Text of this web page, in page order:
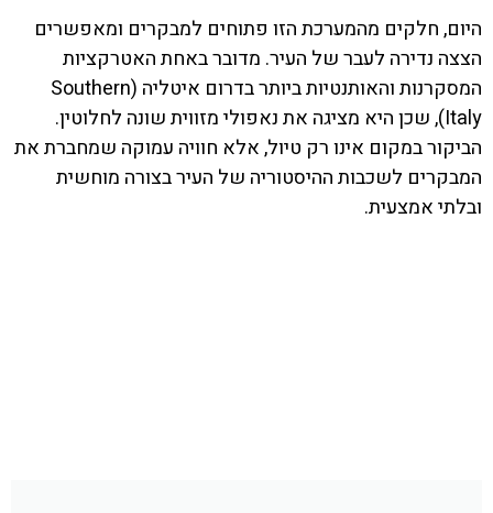
היום, חלקים מהמערכת הזו פתוחים למבקרים ומאפשרים
הצצה נדירה לעבר של העיר. מדובר באחת האטרקציות
המסקרנות והאותנטיות ביותר בדרום איטליה (Southern
Italy), שכן היא מציגה את נאפולי מזווית שונה לחלוטין.
הביקור במקום אינו רק טיול, אלא חוויה עמוקה שמחברת את
המבקרים לשכבות ההיסטוריה של העיר בצורה מוחשית
ובלתי אמצעית.